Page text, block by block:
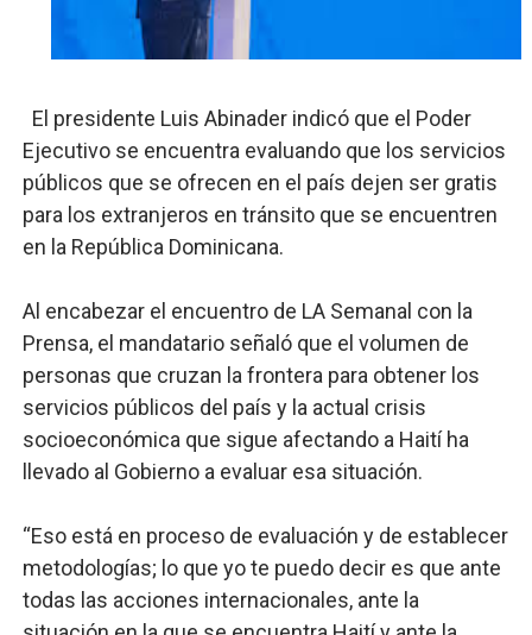
Digecac realizará Primer Festival de Plantas 2026
Lee Ballester a los que se forman como agentes
Operativo Interinstitucional “Compromiso Ambiental
Trabajadores de la prensa y Obispado de la Provincia
El presidente Luis Abinader indicó que el Poder
Ejecutivo se encuentra evaluando que los servicios
públicos que se ofrecen en el país dejen ser gratis
para los extranjeros en tránsito que se encuentren
en la República Dominicana.
Al encabezar el encuentro de LA Semanal con la
Prensa, el mandatario señaló que el volumen de
personas que cruzan la frontera para obtener los
servicios públicos del país y la actual crisis
socioeconómica que sigue afectando a Haití ha
llevado al Gobierno a evaluar esa situación.
“Eso está en proceso de evaluación y de establecer
metodologías; lo que yo te puedo decir es que ante
todas las acciones internacionales, ante la